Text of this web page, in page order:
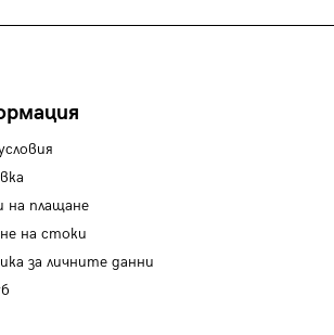
на плащане
на стоки
за личните данни